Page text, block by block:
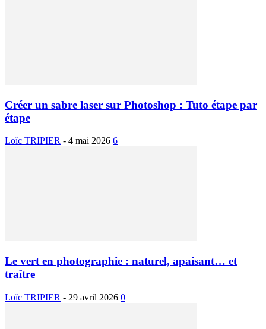
Créer un sabre laser sur Photoshop : Tuto étape par
étape
Loïc TRIPIER - 4 mai 2026 6
Le vert en photographie : naturel, apaisant… et
traître
Loïc TRIPIER - 29 avril 2026 0